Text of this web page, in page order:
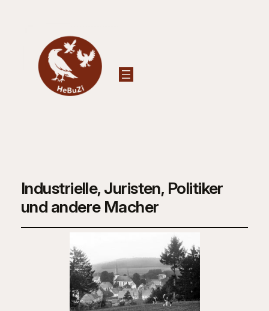
Industrielle, Juristen, Politiker
und andere Macher